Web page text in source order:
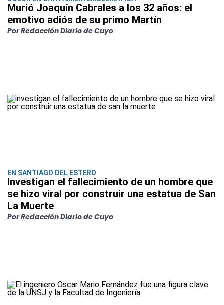
Murió Joaquín Cabrales a los 32 años: el
emotivo adiós de su primo Martín
Por Redacción Diario de Cuyo
EN SANTIAGO DEL ESTERO
Investigan el fallecimiento de un hombre que
se hizo viral por construir una estatua de San
La Muerte
Por Redacción Diario de Cuyo